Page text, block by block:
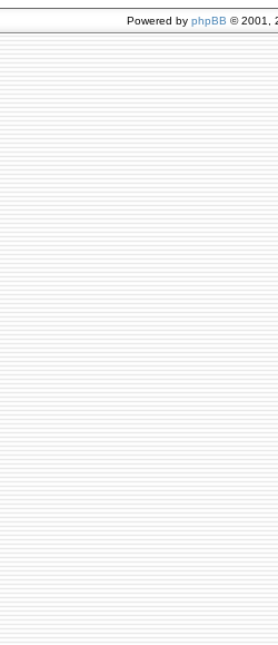
Powered by phpBB © 2001,